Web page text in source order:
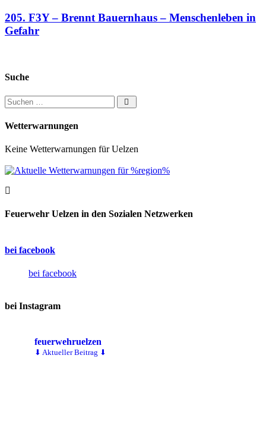
205. F3Y – Brennt Bauernhaus – Menschenleben in
Gefahr
Suche
Suchen nach:
Wetterwarnungen
Keine Wetterwarnungen für Uelzen
Feuerwehr Uelzen in den Sozialen Netzwerken
bei facebook
bei facebook
bei Instagram
feuerwehruelzen
⬇ Aktueller Beitrag ⬇